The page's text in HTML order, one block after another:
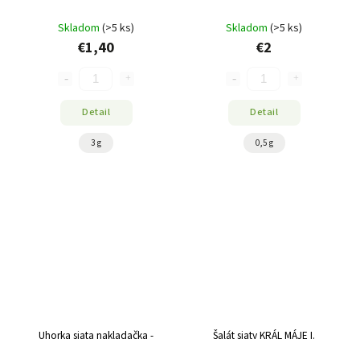
Skladom (>5 ks)
€1,40
Detail
3 g
Skladom (>5 ks)
€2
Detail
0,5 g
Uhorka siata nakladačka -
Šalát siaty KRÁL MÁJE I.